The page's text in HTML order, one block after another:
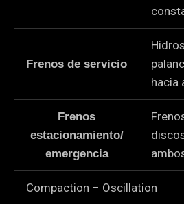
Frenos de servicio
hacia
Frenos
estacionamiento/
emergencia
Compaction – Oscillation